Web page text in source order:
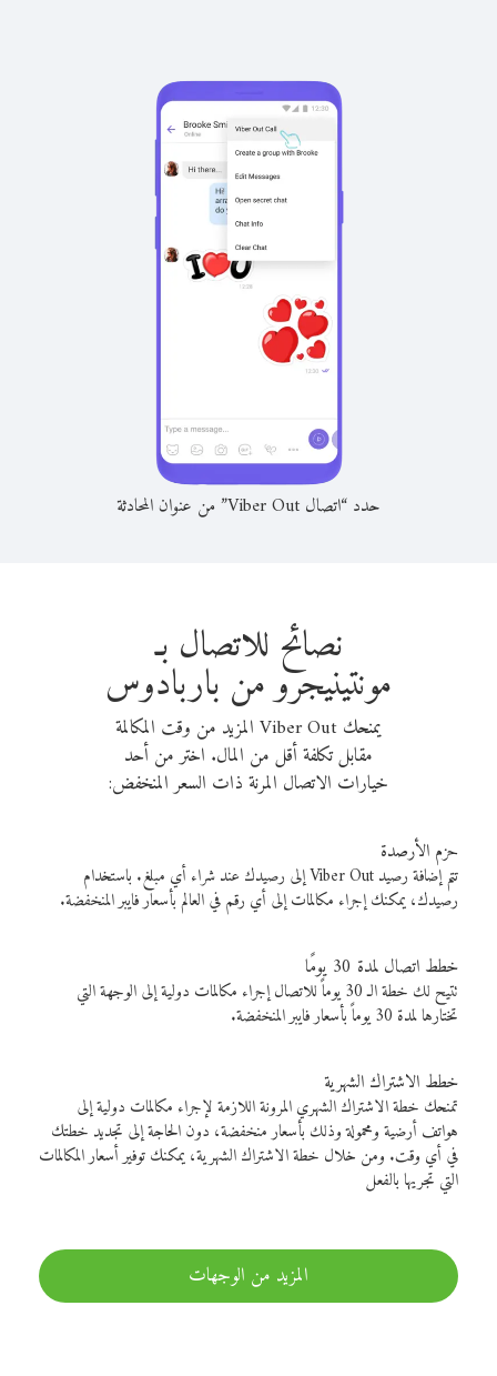
حدد “اتصال Viber Out” من عنوان المحادثة
نصائح للاتصال بـ
مونتينيجرو من باربادوس
يمنحك Viber Out المزيد من وقت المكالمة
مقابل تكلفة أقل من المال. اختر من أحد
خيارات الاتصال المرنة ذات السعر المنخفض:
حزم الأرصدة
تتم إضافة رصيد Viber Out إلى رصيدك عند شراء أي مبلغ. باستخدام
رصيدك، يمكنك إجراء مكالمات إلى أي رقم في العالم بأسعار فايبر المنخفضة.
خطط اتصال لمدة 30 يومًا
تتيح لك خطة الـ 30 يوماً للاتصال إجراء مكالمات دولية إلى الوجهة التي
تختارها لمدة 30 يوماً بأسعار فايبر المنخفضة.
خطط الاشتراك الشهرية
تمنحك خطة الاشتراك الشهري المرونة اللازمة لإجراء مكالمات دولية إلى
هواتف أرضية ومحمولة وذلك بأسعار منخفضة، دون الحاجة إلى تجديد خطتك
في أي وقت. ومن خلال خطة الاشتراك الشهرية، يمكنك توفير أسعار المكالمات
التي تجريها بالفعل
المزيد من الوجهات